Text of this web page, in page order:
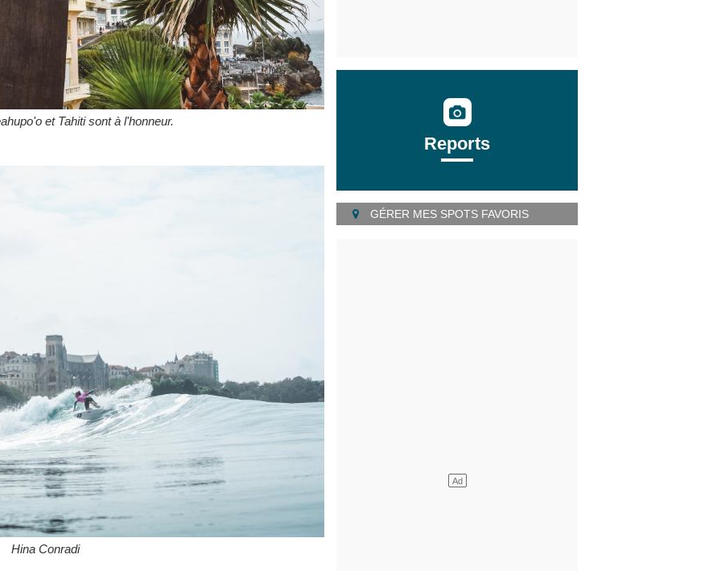
et Tahiti sont à l'honneur.
Hina Conradi
Reports
GÉRER MES SPOTS FAVORIS